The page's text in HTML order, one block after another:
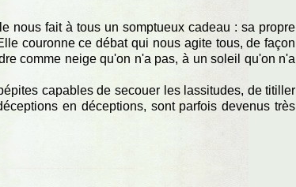
nous fait à tous un somptueux cadeau : sa propre
couronne ce débat qui nous agite tous, de façon
comme neige qu'on n'a pas, à un soleil qu'on n'a
capables de secouer les lassitudes, de titiller
en déceptions, sont parfois devenus très